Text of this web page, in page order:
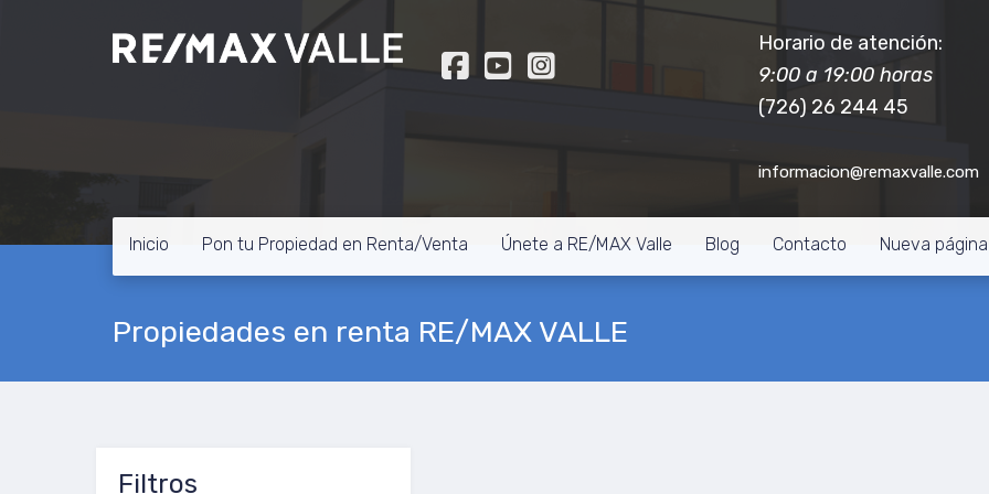
Horario de atención:
9:00 a 19:00 horas
(726) 26 244 45
informacion@remaxvalle.com
Inicio Pon tu Propiedad en Renta/Venta Únete a RE/MAX Valle Blog Contacto Nueva
Propiedades en renta RE/MAX VALLE
Filtros